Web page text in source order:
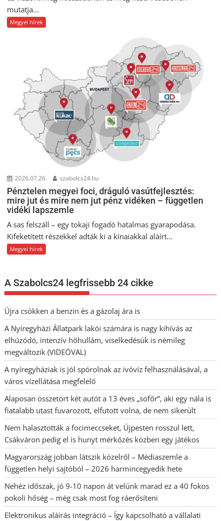
mutatja...
Megyei hírek
2026.07.26. szabolcs24.hu
Pénztelen megyei foci, dráguló vasútfejlesztés:
mire jut és mire nem jut pénz vidéken – független
vidéki lapszemle
A sas felszáll – egy tokaji fogadó hatalmas gyarapodása.
Kifeketített részekkel adták ki a kínaiakkal aláírt...
Megyei hírek
A Szabolcs24 legfrissebb 24 cikke
Újra csökken a benzin és a gázolaj ára is
A Nyíregyházi Állatpark lakói számára is nagy kihívás az
elhúzódó, intenzív hőhullám, viselkedésük is némileg
megváltozik (VIDEÓVAL)
A nyíregyháziak is jól spórolnak az ivóvíz felhasználásával, a
város vízellátása megfelelő
Alaposan összetört két autót a 13 éves „sofőr”, aki egy nála is
fiatalabb utast fuvarozott, elfutott volna, de nem sikerült
Nem halasztották a focimeccseket, Újpesten rosszul lett,
Csákváron pedig el is hunyt mérkőzés közben egy játékos
Magyarország jobban látszik közelről – Médiaszemle a
független helyi sajtóból – 2026 harmincegyedik hete
Nehéz időszak, jó 9-10 napon át velünk marad ez a 40 fokos
pokoli hőség – még csak most fog ráerősíteni
Elektronikus aláírás integráció – Így kapcsolható a vállalati